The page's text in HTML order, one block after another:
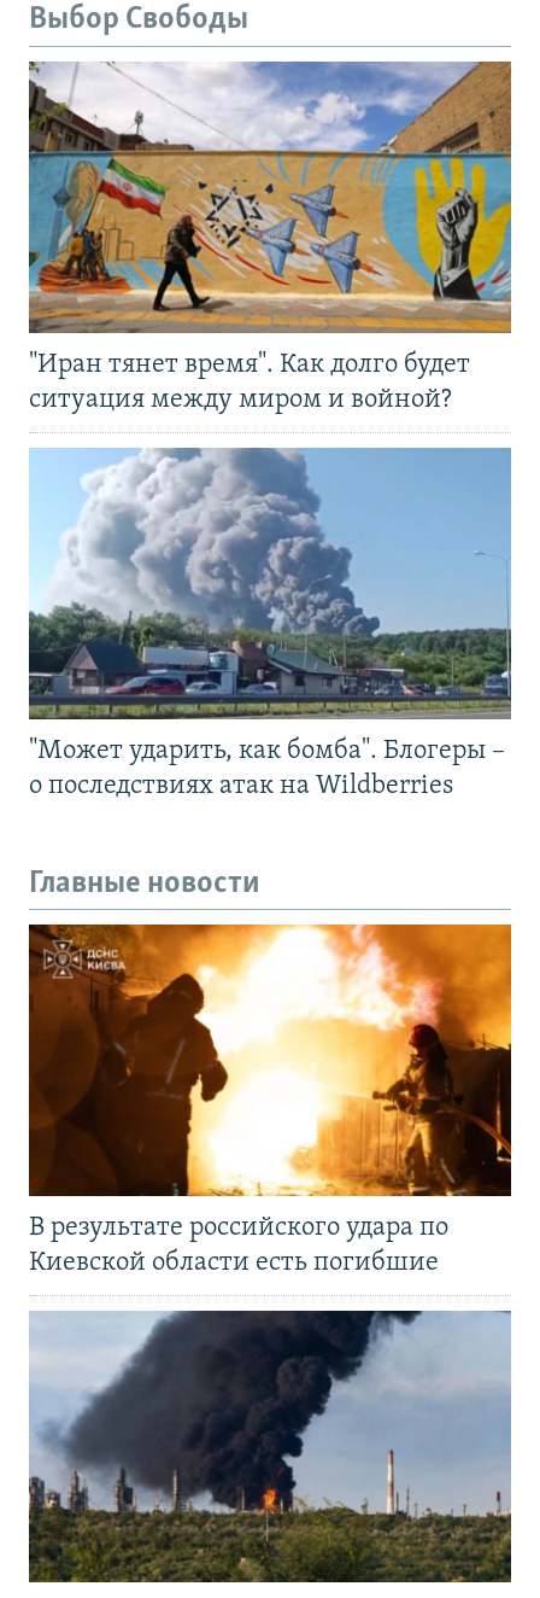
Выбор Свободы
"Иран тянет время". Как долго будет
ситуация между миром и войной?
"Может ударить, как бомба". Блогеры –
о последствиях атак на Wildberries
Главные новости
В результате российского удара по
Киевской области есть погибшие